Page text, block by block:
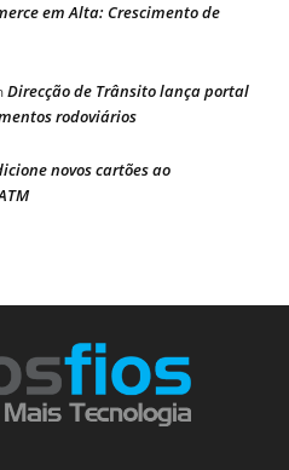
em Alta: Crescimento de
Direcção de Trânsito lança portal
rodoviários
novos cartões ao